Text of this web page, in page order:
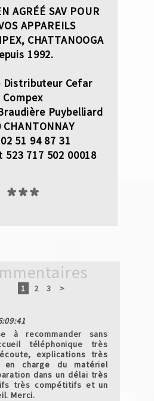
AGRÉÉ SAV POUR
APPAREILS
CHATTANOOGA
1992.
Distributeur Cefar
Compex
Puybelliard
CHANTONNAY
51 94 87 31
523 717 502 00018
***
1 2 3 >
à recommander sans
téléphonique très
explications très
en charge du matériel
dans un délai très
très compétitifs et un
Merci.